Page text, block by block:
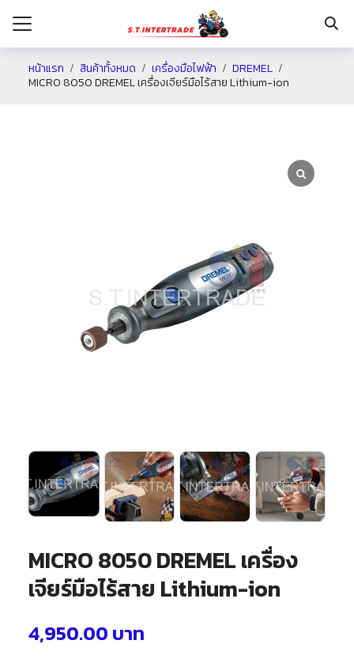
หน้าแรก สินค้าทั้งหมด เครื่องมือไฟฟ้า
DREMEL
MICRO 8050 DREMEL เครื่องเจียร์มือไร้สาย Lithium-ion
MICRO 8050 DREMEL เครื่อง
เจียร์มือไร้สาย Lithium-ion
4,950.00 บาท